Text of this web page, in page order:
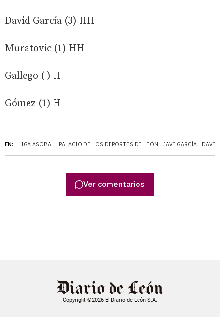
EN: LIGA ASOBAL PALACIO DE LOS DEPORTES DE LEÓN JAVI GARCÍA DAVID
David García (3) HH
Muratovic (1) HH
Gallego (-) H
Gómez (1) H
Ver comentarios
Copyright ©2026 El Diario de León S.A.